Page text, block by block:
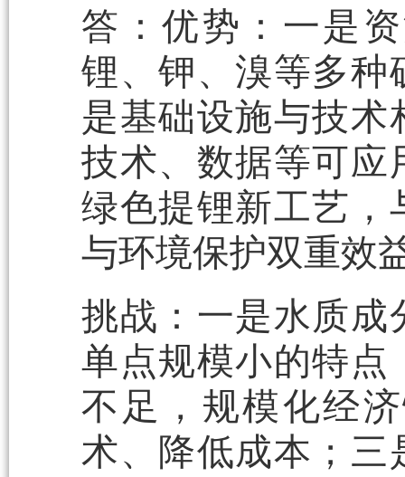
答：优势：一是
锂、钾、溴等多种
是基础设施与技
技术、数据等可应
绿色提锂新工艺，
与环境保护双重效
挑战：一是水质成
单点规模小的特点
不足，规模化经
术、降低成本；三